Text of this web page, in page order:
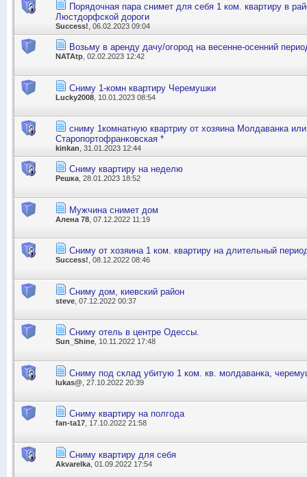
Порядочная пара снимет для себя 1 ком. квартиру в
Люстдорфской дороги
Success! , 06.02.2023 09:04
Возьму в аренду дачу/огород на весенне-осенний
NATAtp , 02.02.2023 12:42
Сниму 1-комн квартиру Черемушки
Lucky2008 , 10.01.2023 08:54
сниму 1комнатную квартриу от хозяина Молдаванка или
Старопортофранковская *
kinkan , 31.01.2023 12:44
Сниму квартиру на неделю
Решка, 28.01.2023 18:52
Мужчина снимет дом
Алена 78 , 07.12.2022 11:19
Сниму от хозяина 1 ком. квартиру на длительный
Success!, 08.12.2022 08:46
Сниму дом, киевский район
steve , 07.12.2022 00:37
Сниму отель в центре Одессы.
Sun_Shine , 10.11.2022 17:48
Сниму под склад убитую 1 ком. кв. молдаванка,
lukas@ , 27.10.2022 20:39
Сниму квартиру на полгода
fan-ta17 , 17.10.2022 21:58
Сниму квартиру для себя
Akvarelka , 01.09.2022 17:54